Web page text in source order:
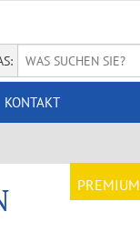
KONTAKT
PREMIUM